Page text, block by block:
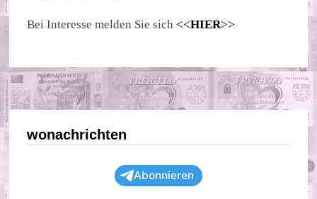
Bei Interesse melden Sie sich <<HIER>>
wonachrichten
Abonnieren